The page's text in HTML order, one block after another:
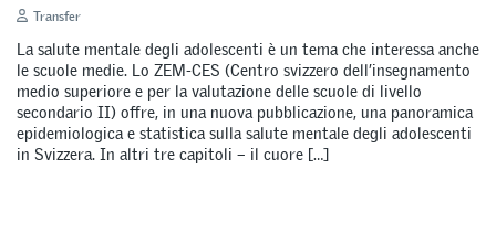
Transfer
La salute mentale degli adolescenti è un tema che interessa anche
le scuole medie. Lo ZEM-CES (Centro svizzero dell’insegnamento
medio superiore e per la valutazione delle scuole di livello
secondario II) offre, in una nuova pubblicazione, una panoramica
epidemiologica e statistica sulla salute mentale degli adolescenti
in Svizzera. In altri tre capitoli – il cuore […]